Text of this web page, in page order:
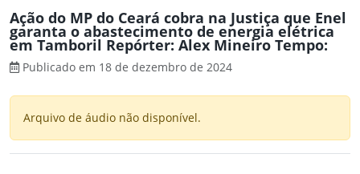
Ação do MP do Ceará cobra na Justiça que Enel
garanta o abastecimento de energia elétrica
em Tamboril Repórter: Alex Mineiro Tempo:
Publicado em 18 de dezembro de 2024
Arquivo de áudio não disponível.